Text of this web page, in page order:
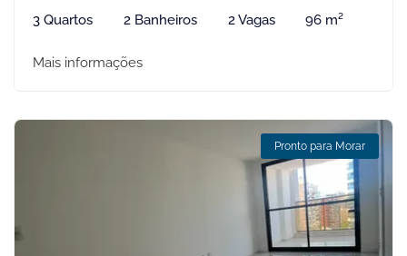
3 Quartos 2 Banheiros 2 Vagas 96 m²
Mais informações
Pronto para Morar